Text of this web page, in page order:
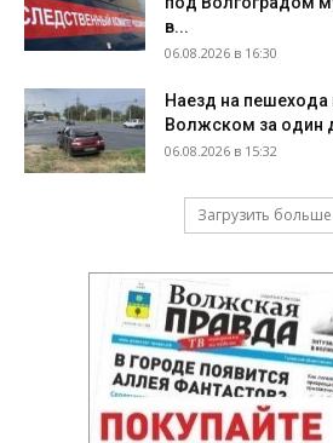
в...
06.08.2026 в 16:30
Наезд на пешехода
Волжском за один
06.08.2026 в 15:32
Загрузить больше